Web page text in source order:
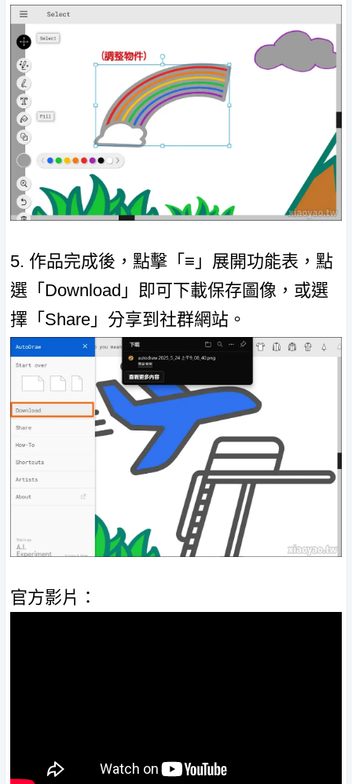
5. 作品完成後，點擊「≡」展開功能表，點
選「Download」即可下載保存圖像，或選
擇「Share」分享到社群網站。
官方影片：